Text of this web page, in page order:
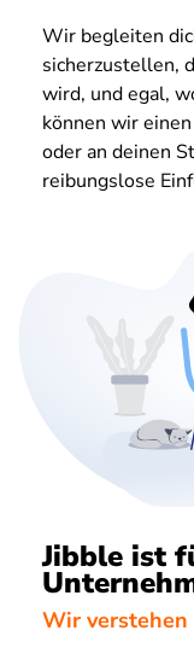
Wir begleiten
sicherzustellen,
wird, und egal,
können wir
oder an deinen
reibungslose
Jibble ist
Wir